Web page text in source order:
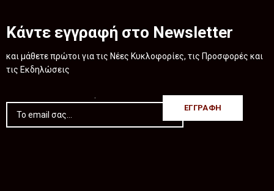
Κάντε εγγραφή στο Newsletter
και μάθετε πρώτοι για τις Νέες Κυκλοφορίες, τις Προσφορές και
τις Εκδηλώσεις